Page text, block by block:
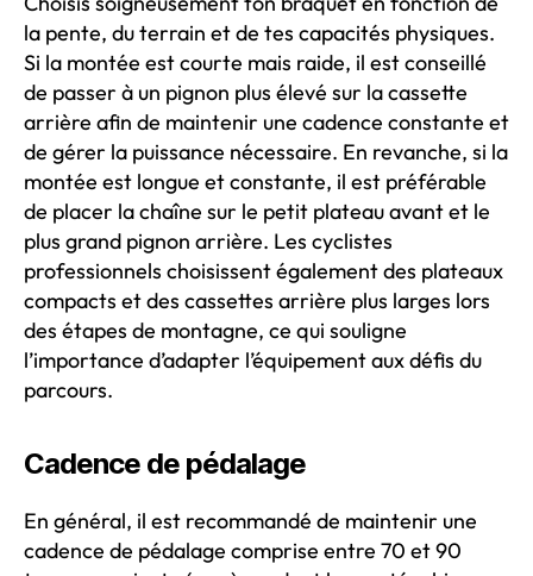
la pente, du terrain et de tes capacités physiques.
Si la montée est courte mais raide, il est conseillé
de passer à un pignon plus élevé sur la cassette
arrière afin de maintenir une cadence constante et
de gérer la puissance nécessaire. En revanche, si la
montée est longue et constante, il est préférable
de placer la chaîne sur le petit plateau avant et le
plus grand pignon arrière. Les cyclistes
professionnels choisissent également des plateaux
compacts et des cassettes arrière plus larges lors
des étapes de montagne, ce qui souligne
l’importance d’adapter l’équipement aux défis du
parcours.
Cadence de pédalage
En général, il est recommandé de maintenir une
cadence de pédalage comprise entre 70 et 90